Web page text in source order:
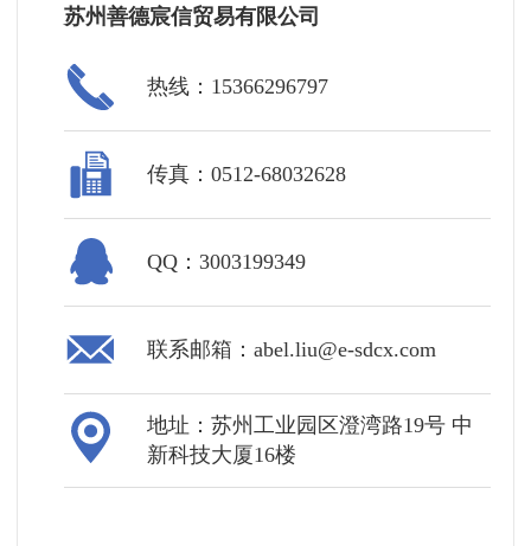
苏州善德宸信贸易有限公司
热线：15366296797
传真：0512-68032628
QQ：3003199349
联系邮箱：abel.liu@e-sdcx.com
地址：苏州工业园区澄湾路19号 中
新科技大厦16楼